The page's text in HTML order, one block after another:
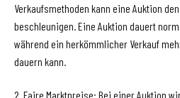
Verkaufsmethoden kann eine Auktion
beschleunigen. Eine Auktion dauert
während ein herkömmlicher Verkauf
dauern kann.
2. Faire Marktpreise: Bei einer Auktion